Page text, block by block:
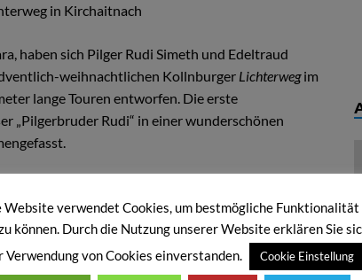
in Kirchaitnach
haben sich Pilger Rudi Simeth und Edeltraud
weihnachtlichen Kollnburger Lichterwegim
lange Touren entworfen. Die erste
„Pilgerbruder Rudi“ in einer wunderschönen
einschalten, Flügel ausbreiten und mitfliegen –
Website verwendet Cookies, um bestmögliche Funktionalität
können. Durch die Nutzung unserer Website erklären Sie
Verwendung von Cookies einverstanden.
Cookie Einstellung